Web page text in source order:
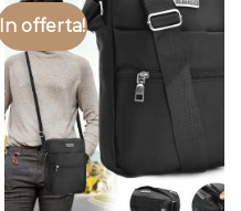
In offerta!